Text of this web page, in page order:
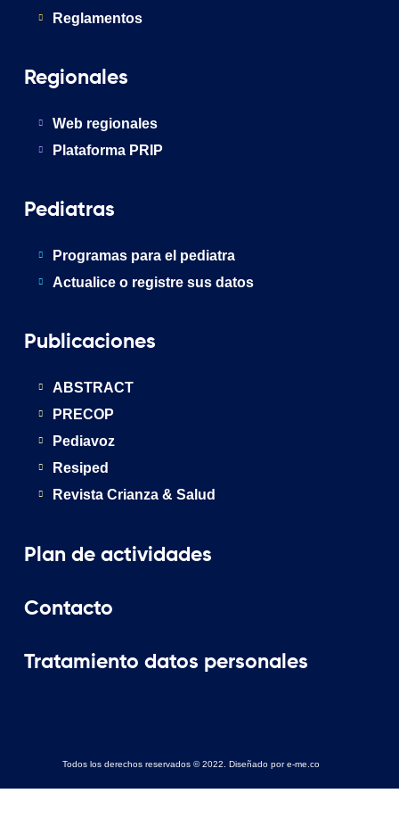
Reglamentos
Regionales
Web regionales
Plataforma PRIP
Pediatras
Programas para el pediatra
Actualice o registre sus datos
Publicaciones
ABSTRACT
PRECOP
Pediavoz
Resiped
Revista Crianza & Salud
Plan de actividades
Contacto
Tratamiento datos personales
Todos los derechos reservados © 2022. Diseñado por e-me.co